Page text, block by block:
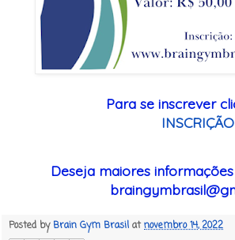
Para se inscrever
INSCRIÇÃO
Deseja maiores
Posted by Brain Gym Brasil atnovembro 14, 2022